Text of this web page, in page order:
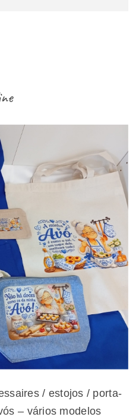
/ estojos /
avós – vários modelos
/ estojos / porta-
– vários modelos